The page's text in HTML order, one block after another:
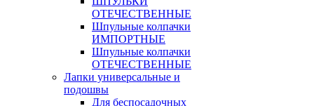
ОТЕЧЕСТВЕННЫЕ
Шпульные колпачки
ИМПОРТНЫЕ
Шпульные колпачки
ОТЕЧЕСТВЕННЫЕ
Лапки универсальные и
подошвы
Для беспосадочных